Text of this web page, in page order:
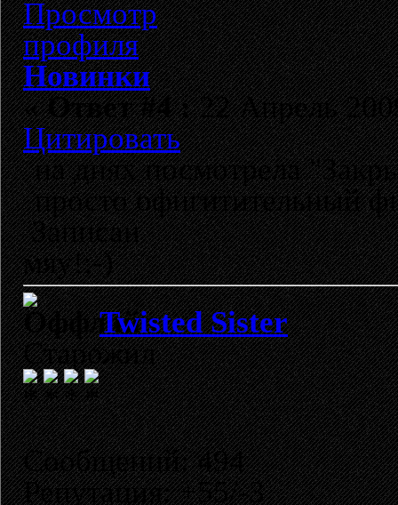
Новинки
«Ответ #4 :22 Апрель
Цитировать
на днях посмотрела
просто офигитительный
Записан
мяу!;-)
Twisted Sister
Старожил
Сообщений: 494
Репутация: +55/-3